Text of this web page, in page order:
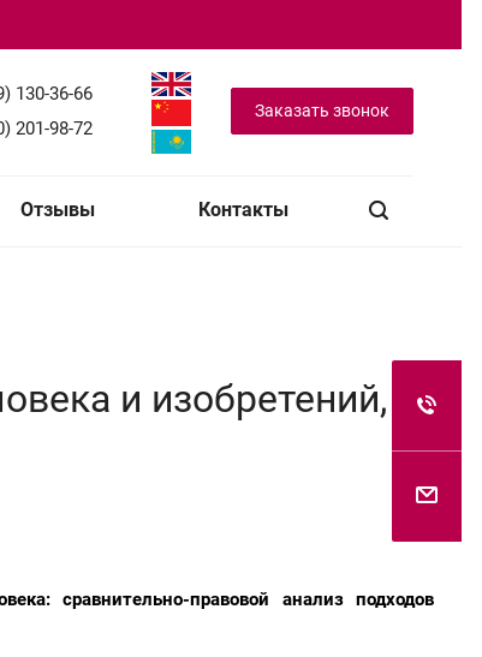
130-36-66
201-98-72
Заказать звонок
Отзывы Контакты
и изобретений,
сравнительно-правовой анализ подходов